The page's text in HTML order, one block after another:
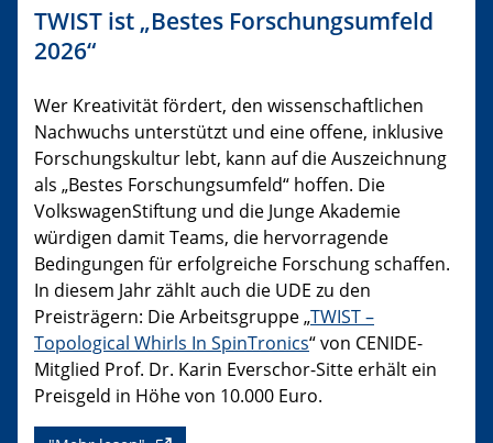
TWIST ist „Bestes Forschungsumfeld
2026“
Wer Kreativität fördert, den wissenschaftlichen
Nachwuchs unterstützt und eine offene, inklusive
Forschungskultur lebt, kann auf die Auszeichnung
als „Bestes Forschungsumfeld“ hoffen. Die
VolkswagenStiftung und die Junge Akademie
würdigen damit Teams, die hervorragende
Bedingungen für erfolgreiche Forschung schaffen.
In diesem Jahr zählt auch die UDE zu den
Preisträgern: Die Arbeitsgruppe „TWIST –
Topological Whirls In SpinTronics“ von CENIDE-
Mitglied Prof. Dr. Karin Everschor-Sitte erhält ein
Preisgeld in Höhe von 10.000 Euro.